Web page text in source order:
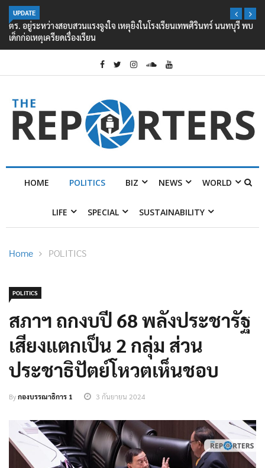
UPDATE
ตร. อยู่ระหว่างสอบสวนแรงจูงใจ เหตุยิงในโรงเรียนเทพศิรินทร์ นนทบุรี พบ
เด็กก่อเหตุเครียดเรื่องเรียน
HOME POLITICS BIZ NEWS WORLD
LIFE SPECIAL SUSTAINABILITY
Home POLITICS
POLITICS
สภาฯ ถกงบปี 68 พลังประชารัฐ
เสียงแตกเป็น 2 กลุ่ม ส่วน
ประชาธิปัตย์โหวตเห็นชอบ
Byกองบรรณาธิการ 1 3 กันยายน 2024